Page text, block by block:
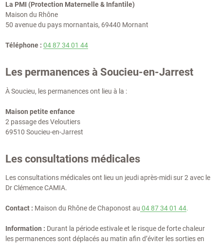
La PMI (Protection Maternelle & Infantile)
Maison du Rhône
50 avenue du pays mornantais, 69440 Mornant
Téléphone : 04 87 34 01 44
Les permanences à Soucieu-en-Jarrest
À Soucieu, les permanences ont lieu à la :
Maison petite enfance
2 passage des Veloutiers
69510 Soucieu-en-Jarrest
Les consultations médicales
Les consultations médicales ont lieu un jeudi après-midi sur 2 avec le
Dr Clémence CAMIA.
Contact : Maison du Rhône de Chaponost au 04 87 34 01 44.
Information : Durant la période estivale et le risque de forte chaleur
les permanences sont déplacés au matin afin d’éviter les sorties en